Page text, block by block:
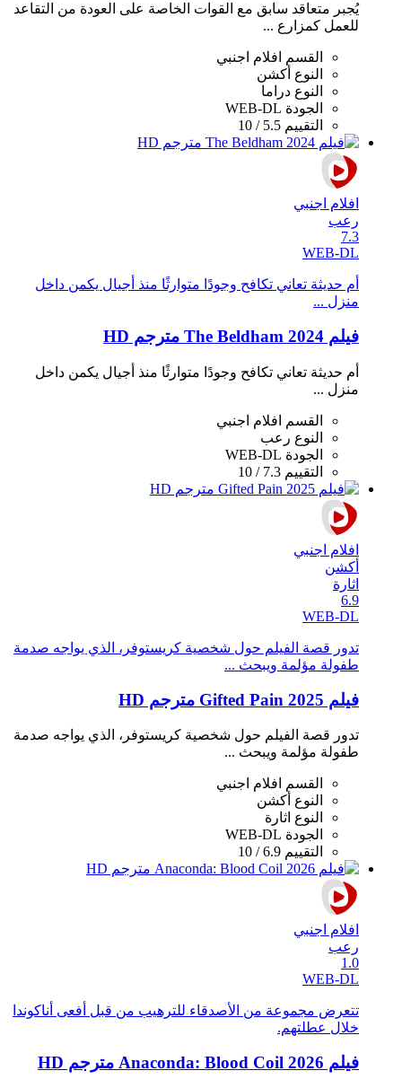
يُجبر متعاقد سابق مع القوات الخاصة على العودة من التقاعد
للعمل كمزارع ...
القسم
افلام اجنبي
النوع أكشن
النوع دراما
الجودة WEB-DL
التقييم 5.5 / 10
افلام اجنبي
رعب
7.3
WEB-DL
أم حديثة تعاني تكافح وجودًا متوارثًا منذ أجيال يكمن داخل
منزل ...
فيلم The Beldham 2024 مترجم HD
أم حديثة تعاني تكافح وجودًا متوارثًا منذ أجيال يكمن داخل
منزل ...
القسم
افلام اجنبي
النوع رعب
الجودة WEB-DL
التقييم 7.3 / 10
افلام اجنبي
أكشن
اثارة
6.9
WEB-DL
تدور قصة الفيلم حول شخصية كريستوفر، الذي يواجه صدمة
طفولة مؤلمة ويبحث ...
فيلم Gifted Pain 2025 مترجم HD
تدور قصة الفيلم حول شخصية كريستوفر، الذي يواجه صدمة
طفولة مؤلمة ويبحث ...
القسم
افلام اجنبي
النوع أكشن
النوع اثارة
الجودة WEB-DL
التقييم 6.9 / 10
افلام اجنبي
رعب
1.0
WEB-DL
تتعرض مجموعة من الأصدقاء للترهيب من قبل أفعى أناكوندا
خلال عطلتهم.
فيلم Anaconda: Blood Coil 2026 مترجم HD